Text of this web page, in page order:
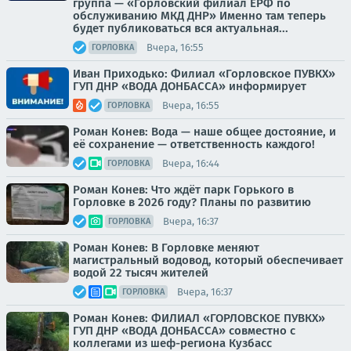
группа — «Горловский филиал ЕРФ по
обслуживанию МКД ДНР» Именно там теперь
будет публиковаться вся актуальная...
ГОРЛОВКА Вчера, 16:55
Иван Приходько: Филиал «Горловское ПУВКХ»
ГУП ДНР «ВОДА ДОНБАССА» информирует
ГОРЛОВКА Вчера, 16:55
Роман Конев: Вода — наше общее достояние, и
её сохранение — ответственность каждого!
ГОРЛОВКА Вчера, 16:44
Роман Конев: Что ждёт парк Горького в
Горловке в 2026 году? Планы по развитию
ГОРЛОВКА Вчера, 16:37
Роман Конев: В Горловке меняют
магистральный водовод, который обеспечивает
водой 22 тысяч жителей
ГОРЛОВКА Вчера, 16:37
Роман Конев: ФИЛИАЛ «ГОРЛОВСКОЕ ПУВКХ»
ГУП ДНР «ВОДА ДОНБАССА» совместно с
коллегами из шеф-региона Кузбасс